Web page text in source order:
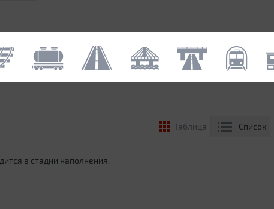
Таблица Список
в стадии наполнения.